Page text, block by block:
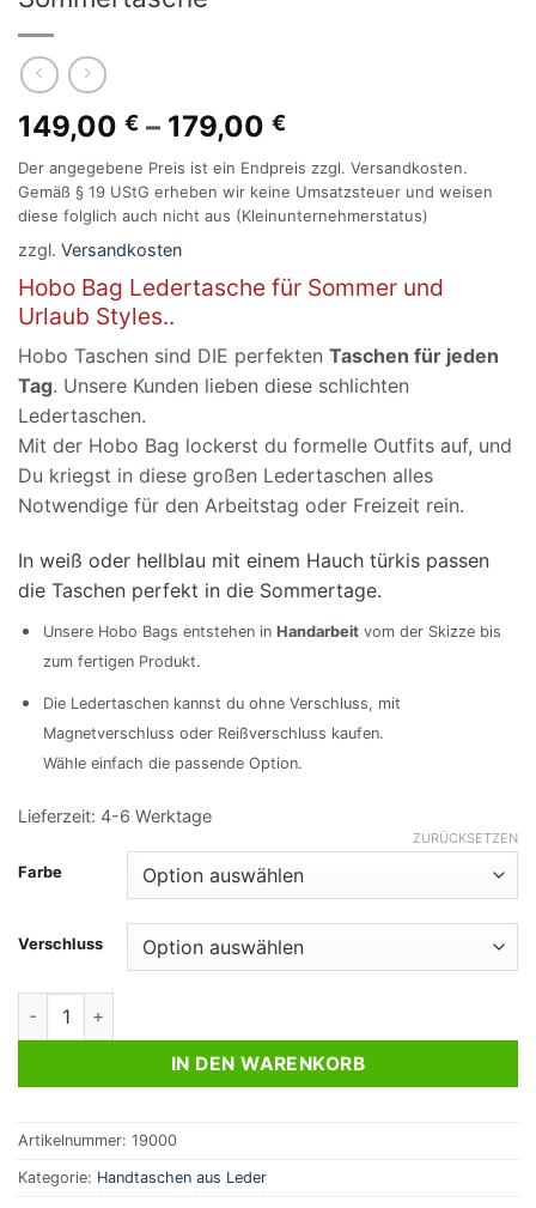
149,00 € – 179,00 €
Der angegebene Preis ist ein Endpreis zzgl. Versandkosten.
Gemäß § 19 UStG erheben wir keine Umsatzsteuer und weisen
diese folglich auch nicht aus (Kleinunternehmerstatus)
zzgl. Versandkosten
Hobo Bag Ledertasche für Sommer und
Urlaub Styles..
Hobo Taschen sind DIE perfekten Taschen für jeden
Tag. Unsere Kunden lieben diese schlichten
Ledertaschen.
Mit der Hobo Bag lockerst du formelle Outfits auf, und
Du kriegst in diese großen Ledertaschen alles
Notwendige für den Arbeitstag oder Freizeit rein.
In weiß oder hellblau mit einem Hauch türkis passen
die Taschen perfekt in die Sommertage.
Unsere Hobo Bags entstehen in Handarbeitvom der Skizze bis
zum fertigen Produkt.
Die Ledertaschen kannst du ohne Verschluss, mit
Magnetverschluss oder Reißverschluss kaufen.
Wähle einfach die passende Option.
Lieferzeit: 4-6 Werktage
Farbe
Verschluss
ZURÜCKSETZEN
Hobo Bag Ledertasche weiss | hellblau Sommertasche Menge
IN DEN WARENKORB
Artikelnummer: 19000
Kategorie: Handtaschen aus Leder